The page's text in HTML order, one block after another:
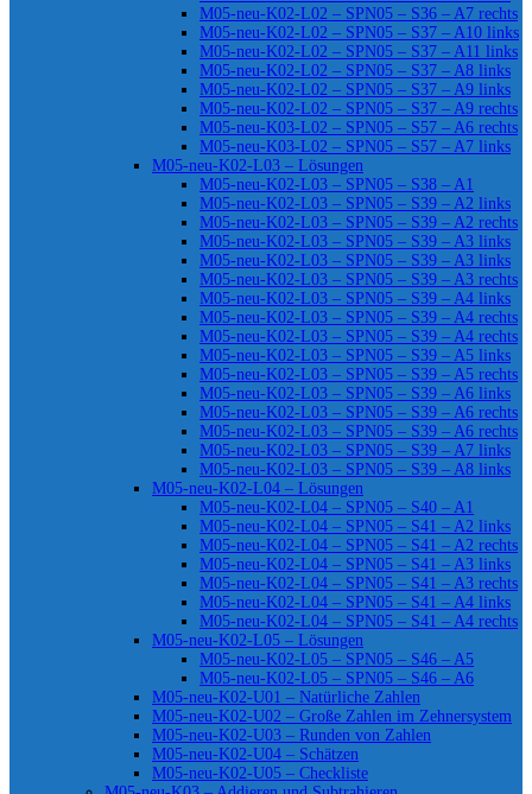
M05-neu-K02-L02 – SPN05 – S36 – A7 rechts
M05-neu-K02-L02 – SPN05 – S37 – A10 links
M05-neu-K02-L02 – SPN05 – S37 – A11 links
M05-neu-K02-L02 – SPN05 – S37 – A8 links
M05-neu-K02-L02 – SPN05 – S37 – A9 links
M05-neu-K02-L02 – SPN05 – S37 – A9 rechts
M05-neu-K03-L02 – SPN05 – S57 – A6 rechts
M05-neu-K03-L02 – SPN05 – S57 – A7 links
M05-neu-K02-L03 – Lösungen
M05-neu-K02-L03 – SPN05 – S38 – A1
M05-neu-K02-L03 – SPN05 – S39 – A2 links
M05-neu-K02-L03 – SPN05 – S39 – A2 rechts
M05-neu-K02-L03 – SPN05 – S39 – A3 links
M05-neu-K02-L03 – SPN05 – S39 – A3 links
M05-neu-K02-L03 – SPN05 – S39 – A3 rechts
M05-neu-K02-L03 – SPN05 – S39 – A4 links
M05-neu-K02-L03 – SPN05 – S39 – A4 rechts
M05-neu-K02-L03 – SPN05 – S39 – A4 rechts
M05-neu-K02-L03 – SPN05 – S39 – A5 links
M05-neu-K02-L03 – SPN05 – S39 – A5 rechts
M05-neu-K02-L03 – SPN05 – S39 – A6 links
M05-neu-K02-L03 – SPN05 – S39 – A6 rechts
M05-neu-K02-L03 – SPN05 – S39 – A6 rechts
M05-neu-K02-L03 – SPN05 – S39 – A7 links
M05-neu-K02-L03 – SPN05 – S39 – A8 links
M05-neu-K02-L04 – Lösungen
M05-neu-K02-L04 – SPN05 – S40 – A1
M05-neu-K02-L04 – SPN05 – S41 – A2 links
M05-neu-K02-L04 – SPN05 – S41 – A2 rechts
M05-neu-K02-L04 – SPN05 – S41 – A3 links
M05-neu-K02-L04 – SPN05 – S41 – A3 rechts
M05-neu-K02-L04 – SPN05 – S41 – A4 links
M05-neu-K02-L04 – SPN05 – S41 – A4 rechts
M05-neu-K02-L05 – Lösungen
M05-neu-K02-L05 – SPN05 – S46 – A5
M05-neu-K02-L05 – SPN05 – S46 – A6
M05-neu-K02-U01 – Natürliche Zahlen
M05-neu-K02-U02 – Große Zahlen im Zehnersystem
M05-neu-K02-U03 – Runden von Zahlen
M05-neu-K02-U04 – Schätzen
M05-neu-K02-U05 – Checkliste